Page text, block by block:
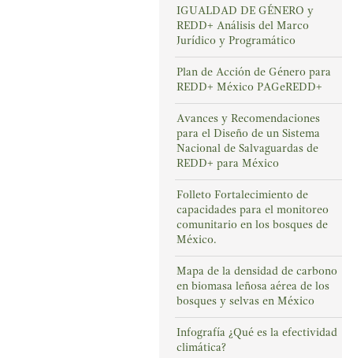
IGUALDAD DE GÉNERO y
REDD+ Análisis del Marco
Jurídico y Programático
Plan de Acción de Género para
REDD+ México PAGeREDD+
Avances y Recomendaciones
para el Diseño de un Sistema
Nacional de Salvaguardas de
REDD+ para México
Folleto Fortalecimiento de
capacidades para el monitoreo
comunitario en los bosques de
México.
Mapa de la densidad de carbono
en biomasa leñosa aérea de los
bosques y selvas en México
Infografía ¿Qué es la efectividad
climática?